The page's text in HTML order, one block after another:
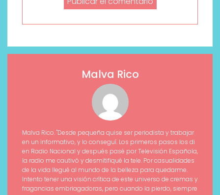
Malva Rico
Malva Rico. "Desde pequeña quise ser periodista y trabajar
en un informativo, y lo conseguí. Los primeros pasos los di
en Radio Nacional y después pasé por Televisión Española,
la radio me cautivó y desmitifiqué la tele. Por casualidades
de la vida llegué al mundo de la belleza para quedarme.
Intento tener una visión crítica de este universo de cremas y
fragancias embriagadoras, pero cuando la pierdo, siempre